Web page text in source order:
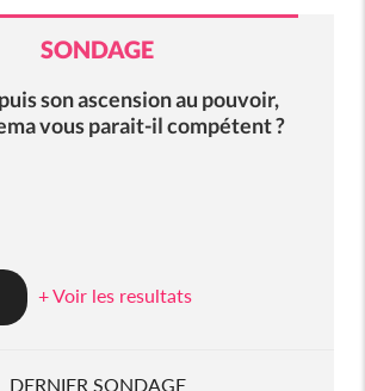
SONDAGE
son ascension au pouvoir,
vous parait-il compétent ?
+ Voir les resultats
DERNIER SONDAGE